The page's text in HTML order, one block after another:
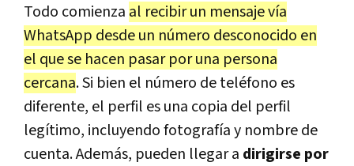
Todo comienza al recibir un mensaje vía
WhatsApp desde un número desconocido en
el que se hacen pasar por una persona
cercana. Si bien el número de teléfono es
diferente, el perfil es una copia del perfil
legítimo, incluyendo fotografía y nombre de
cuenta. Además, pueden llegar a dirigirse por